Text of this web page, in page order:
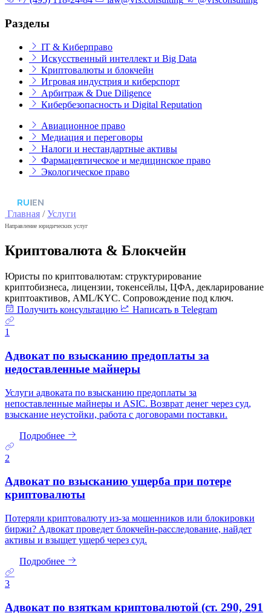
Разделы
IT & Киберправо
Искусственный интеллект и Big Data
Криптовалюты и блокчейн
Игровая индустрия и киберспорт
Арбитраж & Due Diligence
Кибербезопасность и Digital Reputation
Авиационное право
Медиация и переговоры
Налоги и нестандартные активы
Фармацевтическое и медицинское право
Экологическое право
RU|EN
Главная /Услуги
Направление юридических услуг
Криптовалюта & Блокчейн
Юристы по криптовалютам: структурирование
криптобизнеса, лицензии, токенсейлы, ЦФА, декларирование
криптоактивов, AML/KYC. Сопровождение под ключ.
Получить консультацию
Написать в Telegram
1
Адвокат по взысканию предоплаты за
недоставленные майнеры
Услуги адвоката по взысканию предоплаты за
непоставленные майнеры и ASIC. Возврат денег через суд,
взыскание неустойки, работа с договорами поставки.
Подробнее
2
Адвокат по взысканию ущерба при потере
криптовалюты
Потеряли криптовалюту из-за мошенников или блокировки
биржи? Адвокат проведет блокчейн-расследование, найдет
активы и взыщет ущерб через суд.
Подробнее
3
Адвокат по взяткам криптовалютой (ст. 290, 291